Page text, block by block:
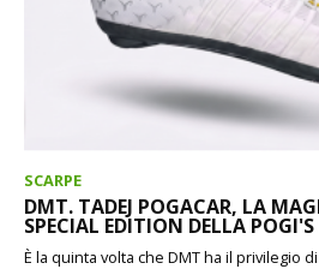
SCARPE
DMT. TADEJ POGACAR, LA
SPECIAL EDITION DELLA
È la quinta volta che DMT ha il privilegio